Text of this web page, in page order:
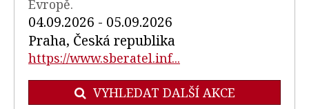
Evropě.
04.09.2026 - 05.09.2026
Praha, Česká republika
https://www.sberatel.inf...
VYHLEDAT DALŠÍ AKCE